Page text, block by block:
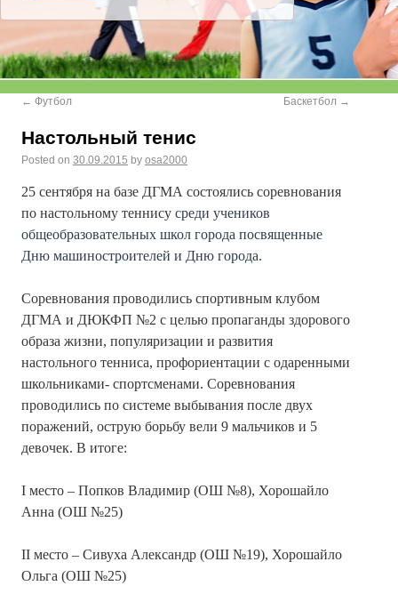
← Футбол Баскетбол →
Настольный тенис
Posted on 30.09.2015 by osa2000
25 сентября на базе ДГМА состоялись соревнования
по настольному теннису среди учеников
общеобразовательных школ города посвященные
Дню машиностроителей и Дню города.
Соревнования проводились спортивным клубом
ДГМА и ДЮКФП №2 с целью пропаганды здорового
образа жизни, популяризации и развития
настольного тенниса, профориентации с одаренными
школьниками- спортсменами. Соревнования
проводились по системе выбывания после двух
поражений, острую борьбу вели 9 мальчиков и 5
девочек. В итоге:
І место – Попков Владимир (ОШ №8), Хорошайло
Анна (ОШ №25)
ІІ место – Сивуха Александр (ОШ №19), Хорошайло
Ольга (ОШ №25)